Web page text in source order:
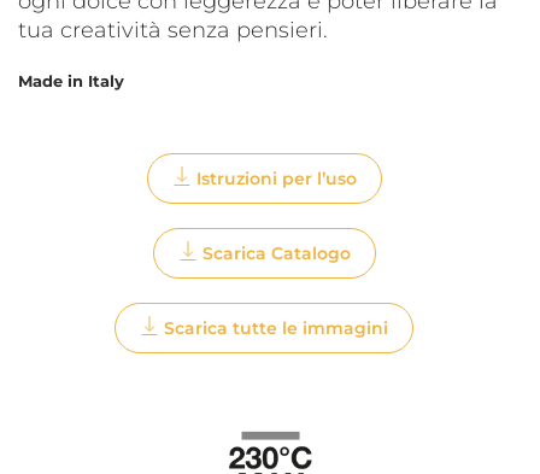
tua creatività senza pensieri.
Made in Italy
Istruzioni per l’uso
Scarica Catalogo
Scarica tutte le immagini